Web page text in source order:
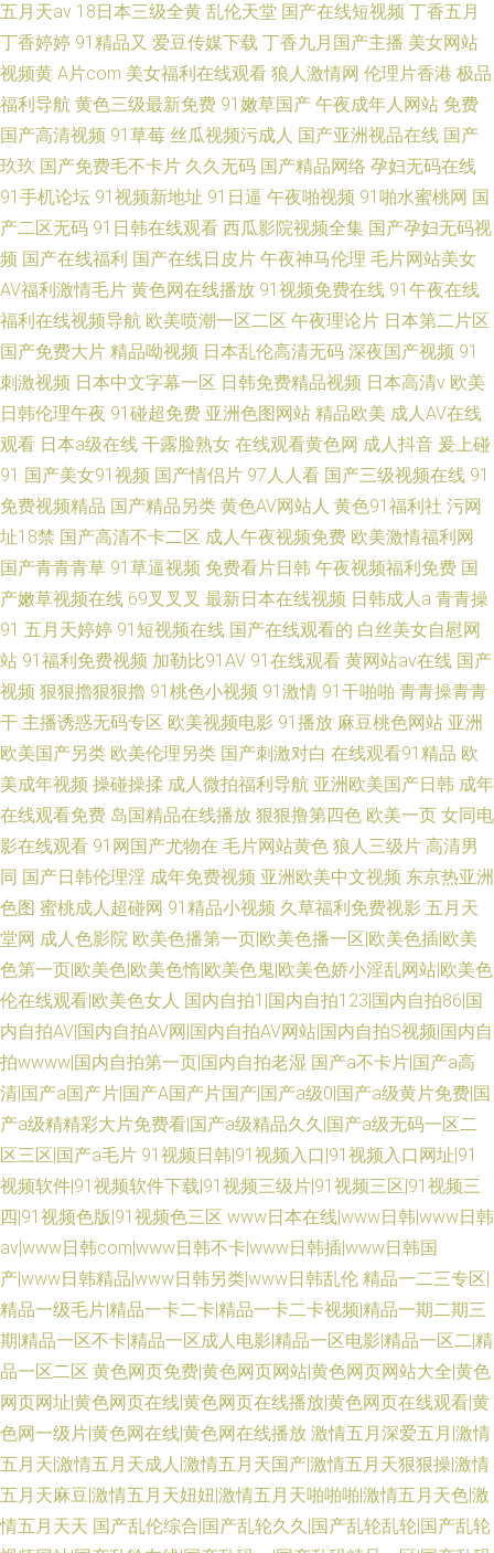
五月天av 18日本三级全黄 乱伦天堂 国产在线短视频 丁香五月
丁香婷婷 91精品又 爱豆传媒下载 丁香九月国产主播 美女网站
视频黄 A片com 美女福利在线观看 狼人激情网 伦理片香港 极品
福利导航 黄色三级最新免费 91嫩草国产 午夜成年人网站 免费
国产高清视频 91草莓 丝瓜视频污成人 国产亚洲视品在线 国产
玖玖 国产免费毛不卡片 久久无码 国产精品网络 孕妇无码在线
91手机论坛 91视频新地址 91日逼 午夜啪视频 91啪水蜜桃网 国
产二区无码 91日韩在线观看 西瓜影院视频全集 国产孕妇无码视
频 国产在线福利 国产在线日皮片 午夜神马伦理 毛片网站美女
AV福利激情毛片 黄色网在线播放 91视频免费在线 91午夜在线
福利在线视频导航 欧美喷潮一区二区 午夜理论片 日本第二片区
国产免费大片 精品呦视频 日本乱伦高清无码 深夜国产视频 91
刺激视频 日本中文字幕一区 日韩免费精品视频 日本高清v 欧美
日韩伦理午夜 91碰超免费 亚洲色图网站 精品欧美 成人AV在线
观看 日本a级在线 干露脸熟女 在线观看黄色网 成人抖音 爰上碰
91 国产美女91视频 国产情侣片 97人人看 国产三级视频在线 91
免费视频精品 国产精品另类 黄色AV网站人 黄色91福利社 污网
址18禁 国产高清不卡二区 成人午夜视频免费 欧美激情福利网
国产青青青草 91草逼视频 免费看片日韩 午夜视频福利免费 国
产嫩草视频在线 69叉叉叉 最新日本在线视频 日韩成人a 青青操
91 五月天婷婷 91短视频在线 国产在线观看的 白丝美女自慰网
站 91福利免费视频 加勒比91AV 91在线观看 黄网站av在线 国产
视频 狠狠擼狠狠擼 91桃色小视频 91激情 91干啪啪 青青操青青
干 主播诱惑无码专区 欧美视频电影 91播放 麻豆桃色网站 亚洲
欧美国产另类 欧美伦理另类 国产刺激对白 在线观看91精品 欧
美成年视频 操碰操揉 成人微拍福利导航 亚洲欧美国产日韩 成年
在线观看免费 岛国精品在线播放 狠狠撸第四色 欧美一页 女同电
影在线观看 91网国产尤物在 毛片网站黄色 狼人三级片 高清男
同 国产日韩伦理淫 成年免费视频 亚洲欧美中文视频 东京热亚洲
色图 蜜桃成人超碰网 91精品小视频 久草福利免费视影 五月天
堂网 成人色影院 欧美色播第一页|欧美色播一区|欧美色插|欧美
色第一页|欧美色|欧美色惰|欧美色鬼|欧美色娇小淫乱网站|欧美色
伦在线观看|欧美色女人 国内自拍1|国内自拍123|国内自拍86|国
内自拍AV|国内自拍AV网|国内自拍AV网站|国内自拍S视频|国内自
拍wwww|国内自拍第一页|国内自拍老湿 国产a不卡片|国产a高
清|国产a国产片|国产A国产片国产|国产a级0|国产a级黄片免费|国
产a级精精彩大片免费看|国产a级精品久久|国产a级无码一区二
区三区|国产a毛片 91视频日韩|91视频入口|91视频入口网址|91
视频软件|91视频软件下载|91视频三级片|91视频三区|91视频三
四|91视频色版|91视频色三区 www日本在线|www日韩|www日韩
av|www日韩com|www日韩不卡|www日韩插|www日韩国
产|www日韩精品|www日韩另类|www日韩乱伦 精品一二三专区|
精品一级毛片|精品一卡二卡|精品一卡二卡视频|精品一期二期三
期|精品一区不卡|精品一区成人电影|精品一区电影|精品一区二|精
品一区二区 黄色网页免费|黄色网页网站|黄色网页网站大全|黄色
网页网址|黄色网页在线|黄色网页在线播放|黄色网页在线观看|黄
色网一级片|黄色网在线|黄色网在线播放 激情五月深爱五月|激情
五月天|激情五月天成人|激情五月天国产|激情五月天狠狠操|激情
五月天麻豆|激情五月天妞妞|激情五月天啪啪啪|激情五月天色|激
情五月天天 国产乱伦综合|国产乱轮久久|国产乱轮乱轮|国产乱轮